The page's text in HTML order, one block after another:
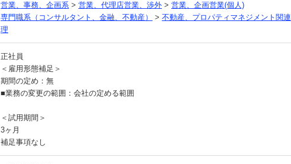
営業、事務、企画系 > 営業、代理店営業、渉外 > 営業、企画営業(個人)
専門職系（コンサルタント、金融、不動産）
> 不動産、プロパティマネジメント関連
理
正社員
＜雇用形態補足＞
期間の定め：無
■業務の変更の範囲：会社の定める範囲
＜試用期間＞
3ヶ月
補足事項なし